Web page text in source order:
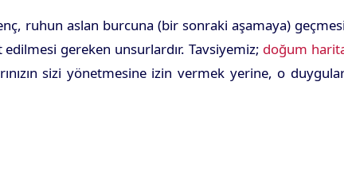
ruhun aslan burcuna (bir sonraki aşamaya)
gereken unsurlardır. Tavsiyemiz; doğum
sizi yönetmesine izin vermek yerine, o